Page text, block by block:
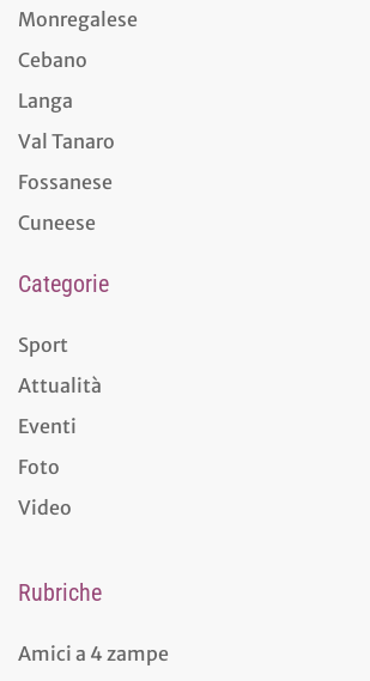
Monregalese
Cebano
Langa
Val Tanaro
Fossanese
Cuneese
Categorie
Sport
Attualità
Eventi
Foto
Video
Rubriche
Amici a 4 zampe